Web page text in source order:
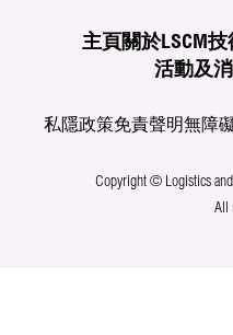
主頁 關於LSCM技
活動及
私隱政策免責聲明無障
Copyright © Logistics
All